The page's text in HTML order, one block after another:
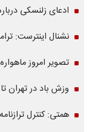
ادعای زلنسکی
نشنال اینترست:
تصویر امروز
وزش باد در تهران
همتی: کنترل